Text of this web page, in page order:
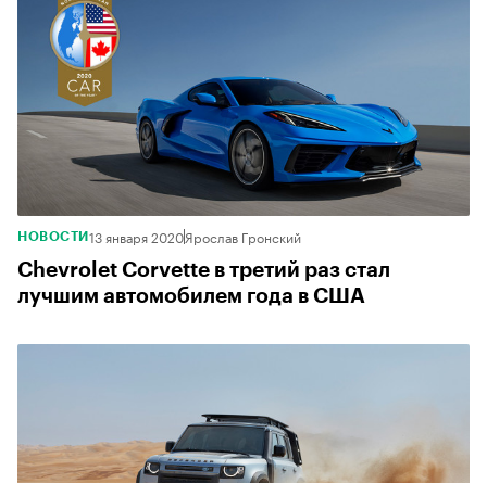
НОВОСТИ 13 января 2020Ярослав Гронский
Chevrolet Corvette в третий раз стал
лучшим автомобилем года в США